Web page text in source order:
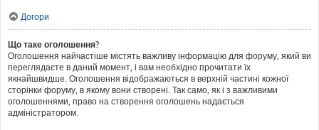
Догори
Що таке оголошення?
Оголошення найчастіше містять важливу інформацію для форуму, який ви
переглядаєте в даний момент, і вам необхідно прочитати їх
якнайшвидше. Оголошення відображаються в верхній частині кожної
сторінки форуму, в якому вони створені. Так само, як і з важливими
оголошеннями, право на створення оголошень надається
адміністратором.